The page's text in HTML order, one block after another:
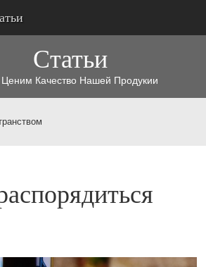
Статьи
Качество Нашей Продукии